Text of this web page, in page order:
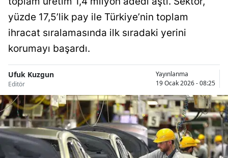
Bingöl
Burdur
Bursa
Çanakkale
Çankırı
Çorum
yüzde 17,5’lik pay ile Türkiye’nin toplam
ihracat sıralamasında ilk sıradaki yerini
korumayı başardı.
Ufuk Kuzgun
Editör
Yayınlanma
19 Ocak 2026 - 08:25